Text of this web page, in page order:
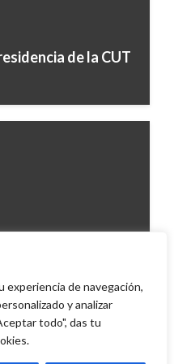
experiencia de navegación,
y analizar
todo", das tu
de la CUT
y dedicarse a